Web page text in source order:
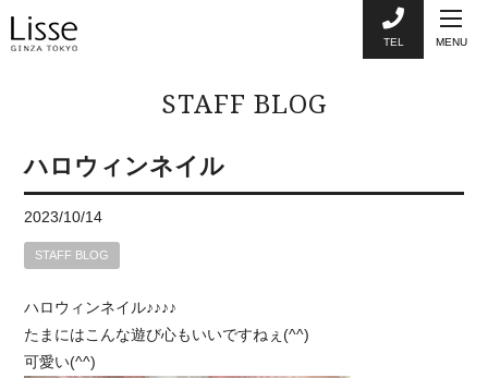
TEL MENU
STAFF BLOG
ハロウィンネイル
2023/10/14
STAFF BLOG
ハロウィンネイル♪♪♪♪
たまにはこんな遊び心もいいですねぇ(^^)
可愛い(^^)